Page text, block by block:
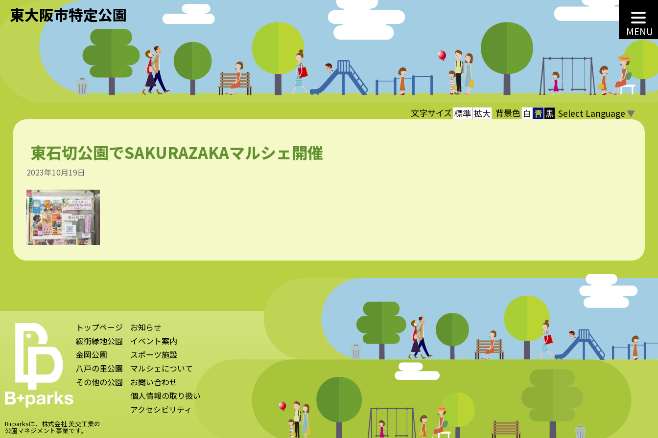
東大阪市特定公園
MENU
文字サイズ 標準 拡大 背景色 白 青 黒 Select Language ▼
東石切公園でSAKURAZAKAマルシェ開催
2023年10月19日
トップページ
緩衝緑地公園
金岡公園
八戸の里公園
その他の公園
お知らせ
イベント案内
スポーツ施設
マルシェについて
お問い合わせ
個人情報の取り扱い
アクセシビリティ
B+parksは、株式会社 美交工業の
公園マネジメント事業です。